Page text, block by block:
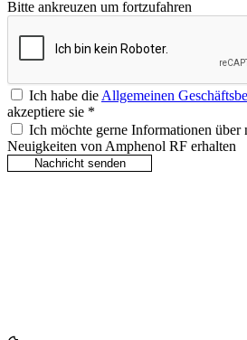
Bitte ankreuzen um fortzufahren
Ich habe die Allgemeinen
akzeptiere sie *
Ich möchte gerne Informationen über
Neuigkeiten von Amphenol RF erhalten